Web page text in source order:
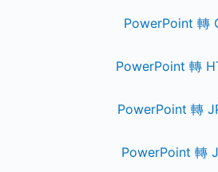
PowerPoint 轉
PowerPoint 轉
PowerPoint 轉
PowerPoint 轉